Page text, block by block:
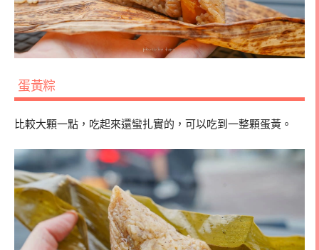
蛋黃粽
比較大顆一點，吃起來還蠻扎實的，可以吃到一整顆蛋黃。